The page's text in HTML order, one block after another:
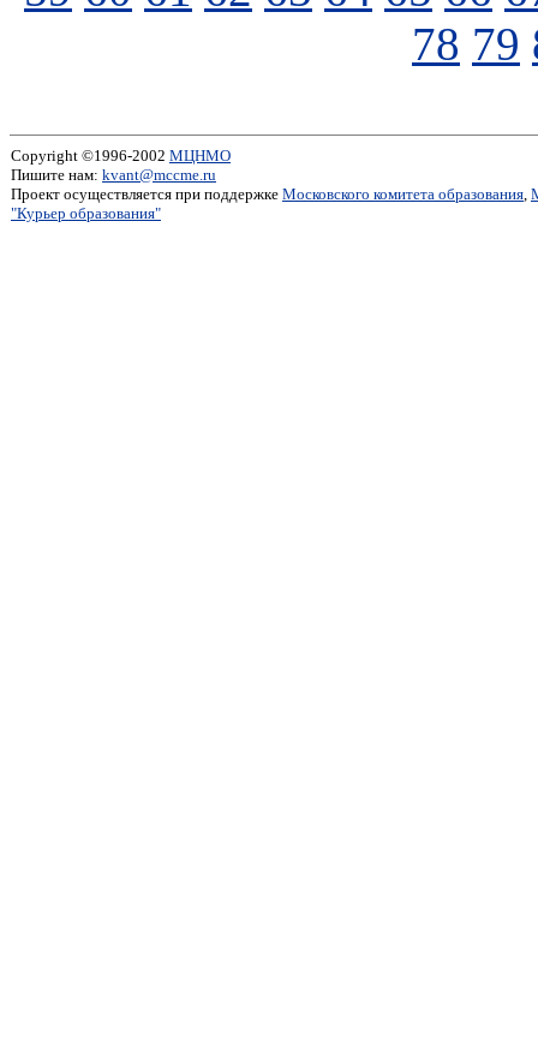
78 79
Copyright ©1996-2002 МЦНМО
Пишите нам: kvant@mccme.ru
Проект осуществляется при поддержке Московского комитета образования,
"Курьер образования"